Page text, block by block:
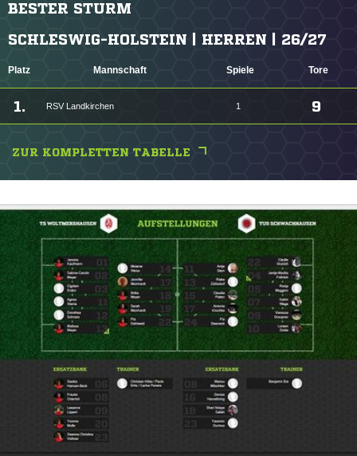
BESTER STURM
SCHLESWIG-HOLSTEIN | HERREN | 26/27
Platz Mannschaft Spiele Tore
1. RSV Landkirchen 1 9
ZUR KOMPLETTEN TABELLE